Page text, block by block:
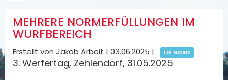
MEHRERE NORMERFÜLLUNGEN IM
WURFBEREICH
Erstellt von Jakob Arbeit | 03.06.2025 | LG NORD
3. Werfertag, Zehlendorf, 31.05.2025